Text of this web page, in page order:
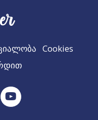
Cookies
InstagramYoutube